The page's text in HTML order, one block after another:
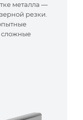
металла —
резки.
сложные